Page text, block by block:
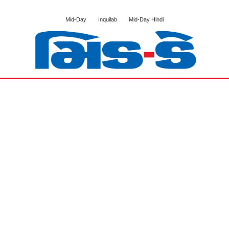
Mid-Day Inquilab Mid-Day Hindi